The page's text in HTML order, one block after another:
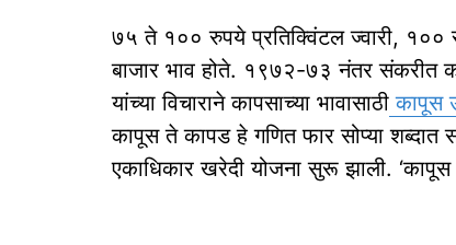
७५ ते १०० रुपये प्रतिक्विंटल ज्वारी,
बाजार भाव होते. १९७२-७३ नंतर संकरीत
यांच्या विचाराने कापसाच्या भावासाठी कापूस
कापूस ते कापड हे गणित फार सोप्या शब्दात
एकाधिकार खरेदी योजना सुरू झाली. ‘कापूस